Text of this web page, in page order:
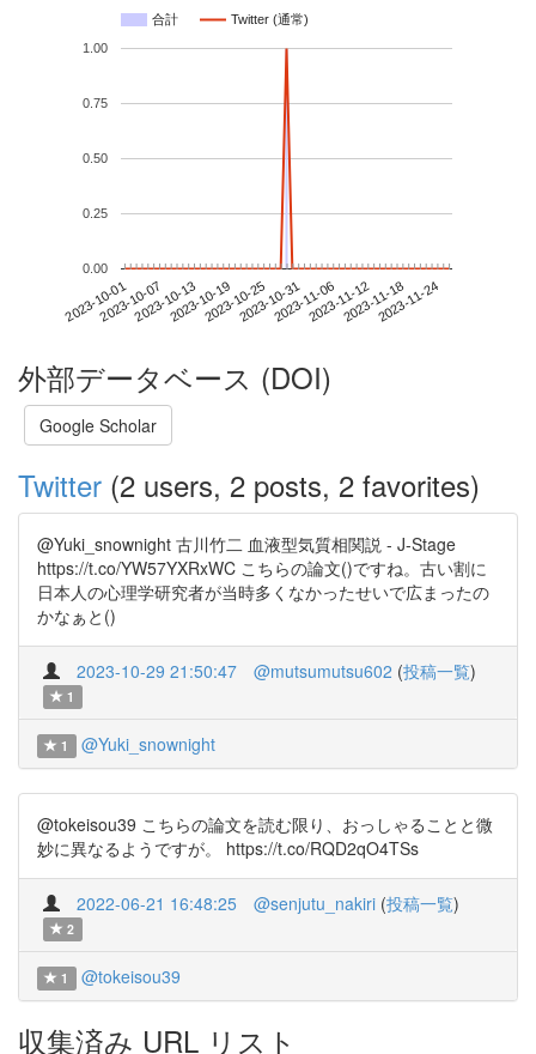
合計 Twitter (通常)
2023-10-012023-10-072023-10-132023-10-192023-10-252023-10-312023-11-062023-11-122023-11-182023-11-24
0.00
0.25
0.50
0.75
1.00
外部データベース (DOI)
Google Scholar
Twitter (2 users, 2 posts, 2 favorites)
@Yuki_snownight 古川竹二 血液型気質相関説 - J-Stage
https://t.co/YW57YXRxWC こちらの論文()ですね。古い割に
日本人の心理学研究者が当時多くなかったせいで広まったの
かなぁと()
2023-10-29 21:50:47 @mutsumutsu602 (投稿一覧)
1
1 @Yuki_snownight
@tokeisou39 こちらの論文を読む限り、おっしゃることと微
妙に異なるようですが。 https://t.co/RQD2qO4TSs
2022-06-21 16:48:25 @senjutu_nakiri (投稿一覧)
2
1 @tokeisou39
収集済み URL リスト